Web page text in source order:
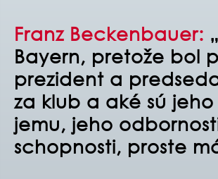
Franz Beckenbauer:
Bayern, pretože bol
prezident a
za klub a aké sú
jemu, jeho
schopnosti, proste